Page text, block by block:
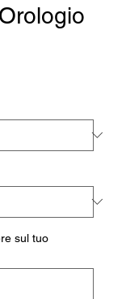
sul tuo